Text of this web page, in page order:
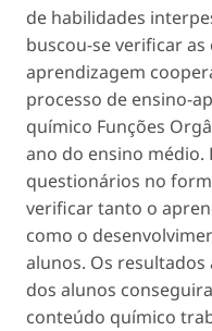
de habilidades
buscou-se verificar
aprendizagem
processo de ensino-
químico Funções
ano do ensino
questionários no
verificar tanto o
como o
alunos. Os resultados
dos alunos
conteúdo químico